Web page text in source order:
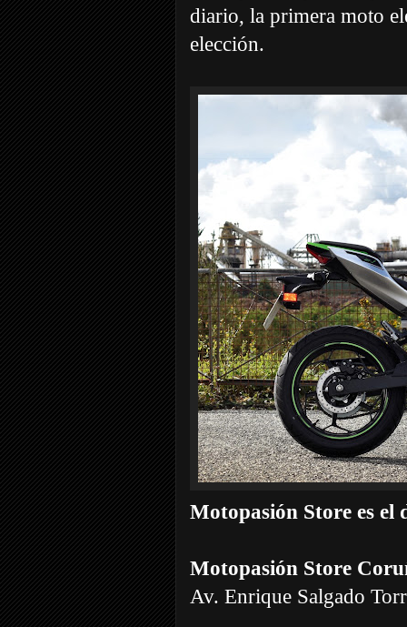
diario, la primera moto
elección.
Motopasión Store es
Motopasión Store
Av. Enrique Salgado